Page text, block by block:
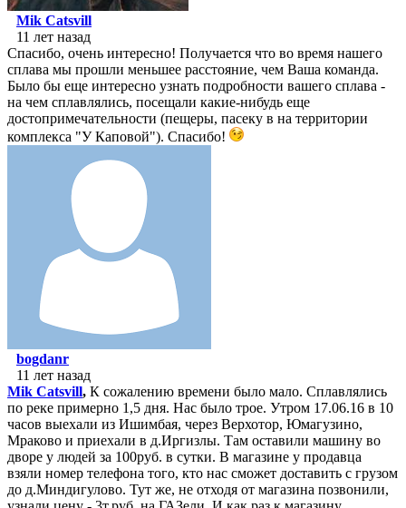
Mik Catsvill
11 лет назад
Спасибо, очень интересно! Получается что во время нашего
сплава мы прошли меньшее расстояние, чем Ваша команда.
Было бы еще интересно узнать подробности вашего сплава -
на чем сплавлялись, посещали какие-нибудь еще
достопримечательности (пещеры, пасеку в на территории
комплекса "У Каповой"). Спасибо!
bogdanr
11 лет назад
Mik Catsvill, К сожалению времени было мало. Сплавлялись
по реке примерно 1,5 дня. Нас было трое. Утром 17.06.16 в 10
часов выехали из Ишимбая, через Верхотор, Юмагузино,
Мраково и приехали в д.Иргизлы. Там оставили машину во
дворе у людей за 100руб. в сутки. В магазине у продавца
взяли номер телефона того, кто нас сможет доставить с грузом
до д.Миндигулово. Тут же, не отходя от магазина позвонили,